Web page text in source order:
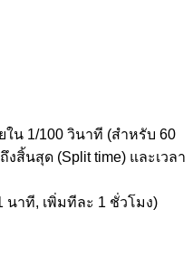
ใน 1/100 วินาที (สำหรับ 60
สิ้นสุด (Split time) และเวลา
นาที, เพิ่มทีละ 1 ชั่วโมง)